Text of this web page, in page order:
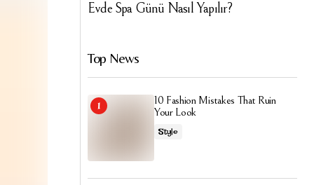
Evde Spa Günü Nasıl Yapılır?
Top News
10 Fashion Mistakes That Ruin
Your Look
Style